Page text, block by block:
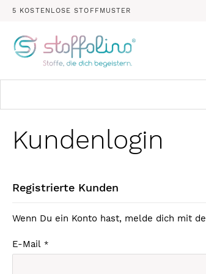
5 KOSTENLOSE STOFFMUSTER
Kundenlogin
Registrierte Kunden
Wenn Du ein Konto hast, melde dich mit
E-Mail